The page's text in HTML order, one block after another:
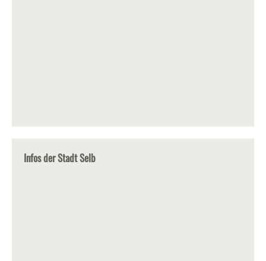
Infos der Stadt Selb